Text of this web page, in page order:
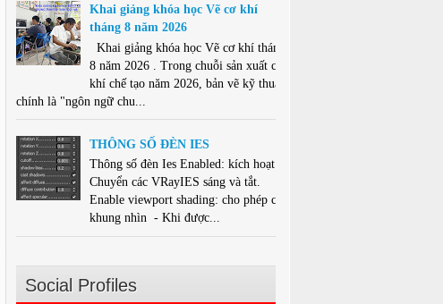
Khai giảng khóa học Vẽ cơ khí
tháng 8 năm 2026
Khai giảng khóa học Vẽ cơ khí tháng
8 năm 2026 . Trong chuỗi sản xuất cơ
khí chế tạo năm 2026, bản vẽ kỹ thuật
chính là "ngôn ngữ chu...
THÔNG SỐ ĐÈN IES
Thông số đèn Ies Enabled: kích hoạt -
Chuyển các VRayIES sáng và tắt.
Enable viewport shading: cho phép che
khung nhìn - Khi được...
Social Profiles